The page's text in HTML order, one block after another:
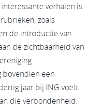
verhalen is
zoals
de introductie van
de zichtbaarheid van
bovendien een
jaar bij ING voelt
die verbondenheid.